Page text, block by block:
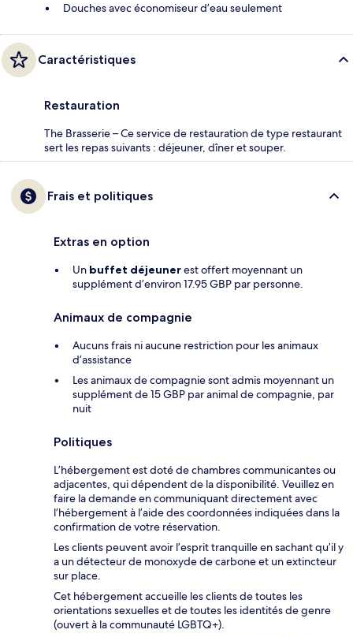
Douches avec économiseur d’eau seulement
Caractéristiques
Restauration
The Brasserie – Ce service de restauration de type restaurant
sert les repas suivants : déjeuner, dîner et souper.
Frais et politiques
Extras en option
Un buffet déjeunerest offert moyennant un
supplément d’environ 17.95 GBP par personne.
Animaux de compagnie
Aucuns frais ni aucune restriction pour les animaux
d’assistance
Les animaux de compagnie sont admis moyennant un
supplément de 15 GBP par animal de compagnie, par
nuit
Politiques
L’hébergement est doté de chambres communicantes ou
adjacentes, qui dépendent de la disponibilité. Veuillez en
faire la demande en communiquant directement avec
l’hébergement à l’aide des coordonnées indiquées dans la
confirmation de votre réservation.
Les clients peuvent avoir l’esprit tranquille en sachant qu’il y
a un détecteur de monoxyde de carbone et un extincteur
sur place.
Cet hébergement accueille les clients de toutes les
orientations sexuelles et de toutes les identités de genre
(ouvert à la communauté LGBTQ+).